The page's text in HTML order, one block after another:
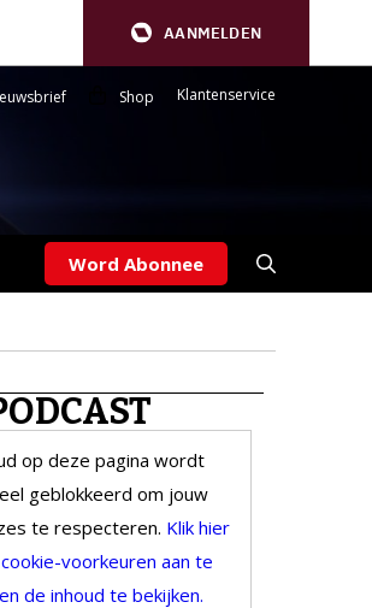
AANMELDEN
Shop Klantenservice
Word Abonnee
op deze pagina wordt
geblokkeerd om jouw
te respecteren. Klik hier
voorkeuren aan te
de inhoud te bekijken.